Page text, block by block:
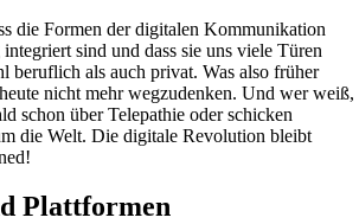
die Formen der digitalen Kommunikation
sind und dass sie uns viele Türen
beruflich als auch privat. Was also früher
nicht mehr wegzudenken. Und wer weiß,
schon über Telepathie oder schicken
die Welt. Die digitale Revolution bleibt
Plattformen